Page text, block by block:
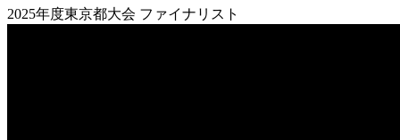
2025年度東京都大会 ファイナリスト